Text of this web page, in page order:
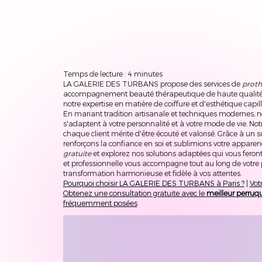
Temps de lecture : 4 minutes
LA GALERIE DES TURBANS propose des services de
accompagnement beauté thérapeutique de haute
notre expertise en matière de coiffure et d'esthétique
En mariant tradition artisanale et techniques modernes,
s'adaptent à votre personnalité et à votre mode de vie.
chaque client mérite d'être écouté et valorisé. Grâce à un
renforçons la confiance en soi et sublimions votre
gratuiteet explorez nos solutions adaptées qui vous
et professionnelle vous accompagne tout au long de
transformation harmonieuse et fidèle à vos attentes.
Pourquoi choisir LA GALERIE DES TURBANS à Paris ?|
Obtenez une consultation gratuite avec le meilleur
fréquemment posées